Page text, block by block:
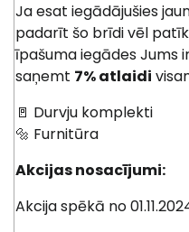
Ja esat iegādājušies
padarīt šo brīdi vēl
īpašuma iegādes Jums
saņemt 7%atlaidi
🚪 Durvju komplekti
🔩 Furnitūra
Akcijas nosacījumi:
Akcija spēkā no01.11